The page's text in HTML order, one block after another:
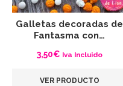
Galletas decoradas de
Fantasma con…
3,50€ Iva Incluido
VER PRODUCTO